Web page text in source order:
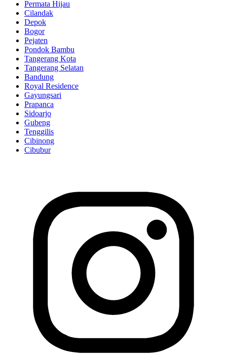
Permata Hijau
Cilandak
Depok
Bogor
Pejaten
Pondok Bambu
Tangerang Kota
Tangerang Selatan
Bandung
Royal Residence
Gayungsari
Prapanca
Sidoarjo
Gubeng
Tenggilis
Cibinong
Cibubur